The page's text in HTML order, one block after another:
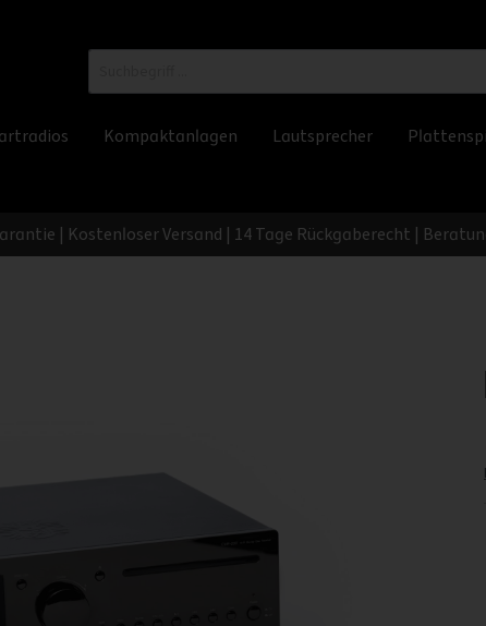
Kompaktanlagen Lautsprecher
| Kostenloser Versand | 14 Tage Rückgaberecht |